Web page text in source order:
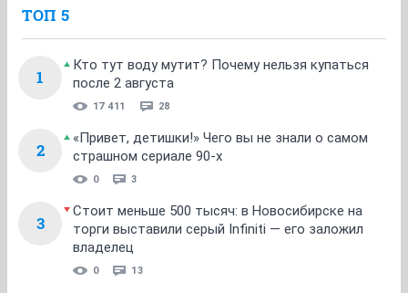
ТОП 5
1
Кто тут воду мутит? Почему нельзя купаться
после 2 августа
17 411 28
2
«Привет, детишки!» Чего вы не знали о самом
страшном сериале 90-х
0 3
3
Стоит меньше 500 тысяч: в Новосибирске на
торги выставили серый Infiniti — его заложил
владелец
0 13